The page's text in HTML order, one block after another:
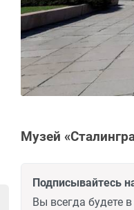
Музей
Подписывайтесь
Вы всегда будете